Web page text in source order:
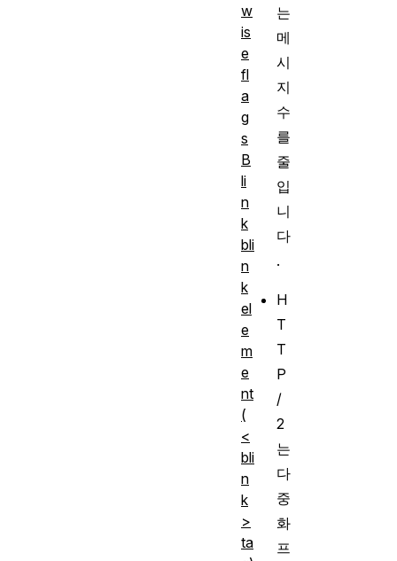
는
메
시
지
수
를
줄
입
니
다
.
H
T
T
P
/
2
는
다
중
화
프
w
is
e
fl
a
g
s
B
li
n
k
bli
n
k
el
e
m
e
nt
(
<
bli
n
k
>
ta